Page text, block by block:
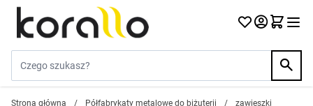
Przejdź do treści
Strona główna / Półfabrykaty metalowe do biżuterii / zawieszki